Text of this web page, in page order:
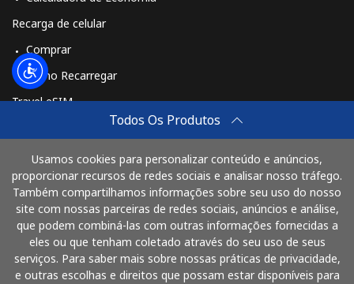
Todos Os Produtos
Usamos cookies para personalizar conteúdo e anúncios,
proporcionar recursos de redes sociais e analisar nosso tráfego.
Também compartilhamos informações sobre seu uso do nosso
site com nossas parceiras de redes sociais, anúncios e análise,
que podem combiná-las com outras informações fornecidas a
eles ou que tenham coletado através do seu uso de seus
serviços. Para saber mais sobre nossas práticas de privacidade,
e outras escolhas e direitos que possam estar disponíveis para
Recarga de celular
Comprar
Como Recarregar
Travel eSIM
Como funciona
Pague com